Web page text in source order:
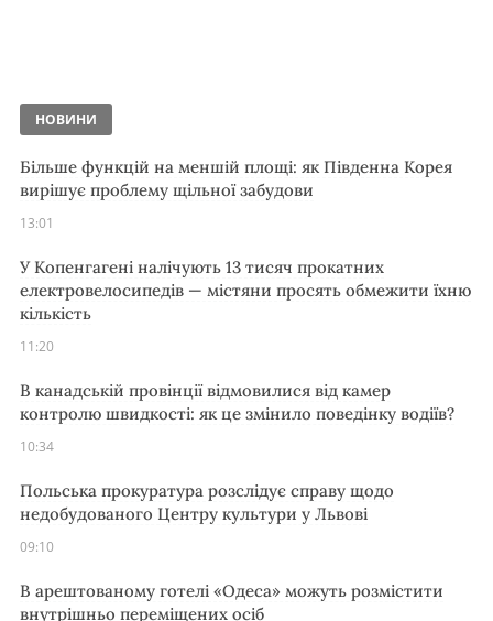
НОВИНИ
Більше функцій на меншій площі: як Південна Корея
вирішує проблему щільної забудови
13:01
У Копенгагені налічують 13 тисяч прокатних
електровелосипедів — містяни просять обмежити їхню
кількість
11:20
В канадській провінції відмовилися від камер
контролю швидкості: як це змінило поведінку водіїв?
10:34
Польська прокуратура розслідує справу щодо
недобудованого Центру культури у Львові
09:10
В арештованому готелі «Одеса» можуть розмістити
внутрішньо переміщених осіб